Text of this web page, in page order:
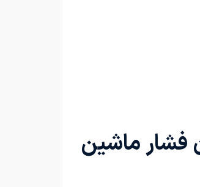
فشار ماشین